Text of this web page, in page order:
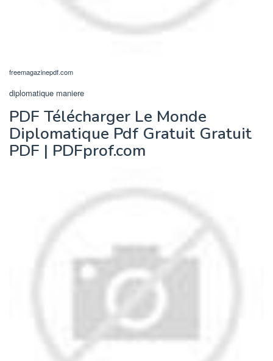
freemagazinepdf.com
diplomatique maniere
PDF Télécharger Le Monde
Diplomatique Pdf Gratuit Gratuit
PDF | PDFprof.com